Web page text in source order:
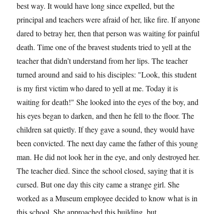
best way. It would have long since expelled, but the
principal and teachers were afraid of her, like fire. If anyone
dared to betray her, then that person was waiting for painful
death. Time one of the bravest students tried to yell at the
teacher that didn’t understand from her lips. The teacher
turned around and said to his disciples: "Look, this student
is my first victim who dared to yell at me. Today it is
waiting for death!" She looked into the eyes of the boy, and
his eyes began to darken, and then he fell to the floor. The
children sat quietly. If they gave a sound, they would have
been convicted. The next day came the father of this young
man. He did not look her in the eye, and only destroyed her.
The teacher died. Since the school closed, saying that it is
cursed. But one day this city came a strange girl. She
worked as a Museum employee decided to know what is in
this school. She approached this building, but,